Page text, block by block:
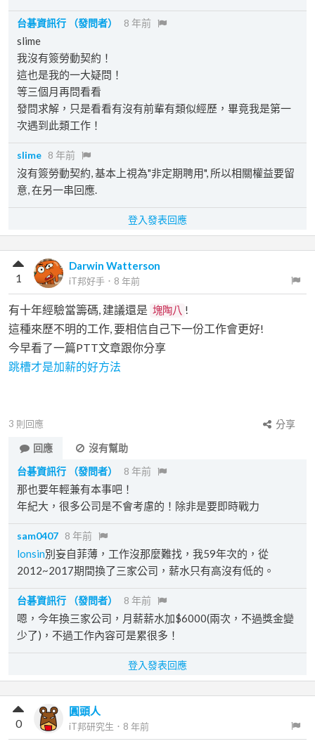
台碁資訊行 （發問者） 8 年前
slime
我沒有簽勞動契約！
這也是我的一大疑問！
等三個月再問看看
發問求解，只是看看有沒有前輩有類似經歷，畢竟我是第一
次遇到此類工作！
slime 8 年前
沒有簽勞動契約, 基本上視為"非定期聘用", 所以相關權益要留
意, 在另一串回應.
登入發表回應
Darwin Watterson
iT邦好手 ． 8 年前
1
有十年經驗當籌碼, 建議還是 塊陶八 !
這種來歷不明的工作, 要相信自己下一份工作會更好!
今早看了一篇PTT文章跟你分享
跳槽才是加薪的好方法
3 則回應
分享
回應
沒有幫助
台碁資訊行
（發問者） 8 年前
那也要年輕兼有本事吧！
年紀大，很多公司是不會考慮的！除非是要即時戰力
sam0407 8 年前
lonsin別妄自菲薄，工作沒那麼難找，我59年次的，從
2012~2017期間換了三家公司，薪水只有高沒有低的。
台碁資訊行 （發問者） 8 年前
嗯，今年換三家公司，月薪薪水加$6000(兩次，不過獎金變
少了)，不過工作內容可是累很多！
登入發表回應
圓頭人
iT邦研究生 ． 8 年前
0